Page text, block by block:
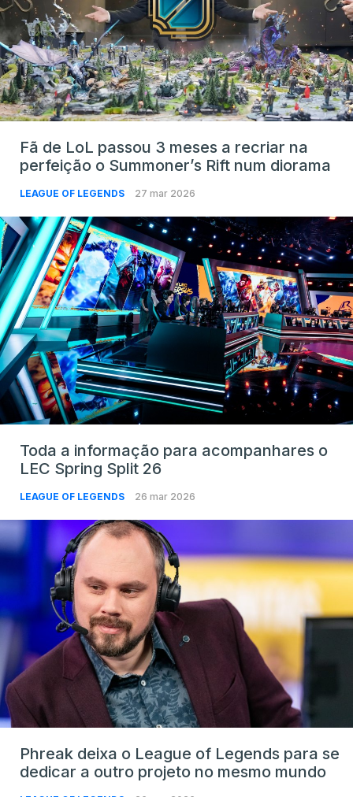
Fã de LoL passou 3 meses a recriar na
perfeição o Summoner’s Rift num diorama
LEAGUE OF LEGENDS 27 mar 2026
Toda a informação para acompanhares o
LEC Spring Split 26
LEAGUE OF LEGENDS 26 mar 2026
Phreak deixa o League of Legends para se
dedicar a outro projeto no mesmo mundo